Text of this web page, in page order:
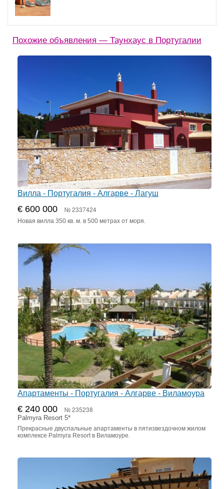
Похожие объявления — Таунхаус в Португалии
Вилла - Португалия - Алгарве - Лагуш
€ 600 000 № 2337424
Новая вилла 350 кв. м. в 500 метрах от моря.
Апартаменты - Португалия - Алгарве - Виламоура
€ 240 000 № 235238
Palmyra Resort 5*
Прекрасные двуспальные апартаменты в пятизвездочном жилом
комплексе Palmyra Resort в Виламоуре.